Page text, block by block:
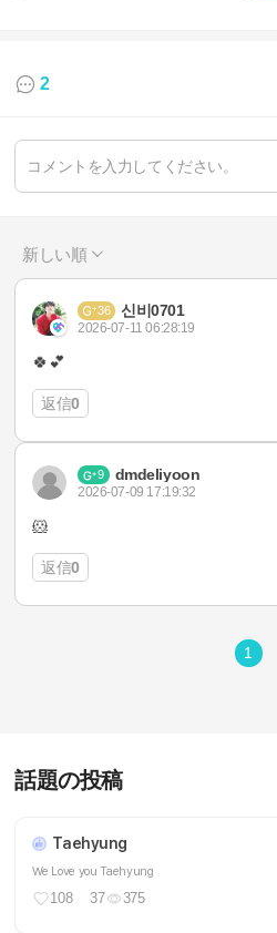
2
新しい順
36 신비0701
2026-07-11 06:28:19
🍀💕
返信0
9 dmdeliyoon
2026-07-09 17:19:32
🐹
返信0
1
話題の投稿
Taehyung
We Love you Taehyung
108 37 375